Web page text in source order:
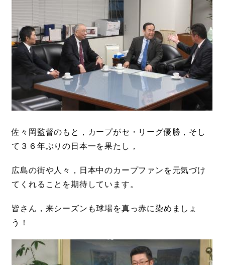
佐々岡監督のもと，カープがセ・リーグ優勝，そし
て３６年ぶりの日本一を果たし，
広島の街や人々，日本中のカープファンを元気づけ
てくれることを期待しています。
皆さん，来シーズンも球場を真っ赤に染めましょ
う！